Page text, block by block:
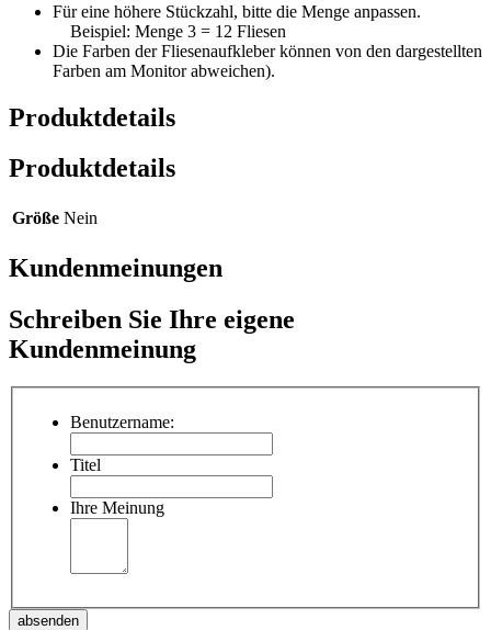
Für eine höhere Stückzahl, bitte die Menge anpassen.
Beispiel: Menge 3 = 12 Fliesen
Die Farben der Fliesenaufkleber können von den dargestellten
Farben am Monitor abweichen).
Produktdetails
Produktdetails
Größe Nein
Kundenmeinungen
Schreiben Sie Ihre eigene
Kundenmeinung
Benutzername:
Titel
Ihre Meinung
absenden